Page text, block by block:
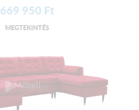
669 950 Ft
MEGTEKINTÉS